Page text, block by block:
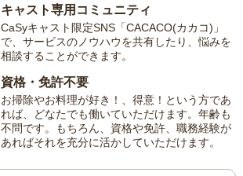
キャスト専用コミュニティ
CaSyキャスト限定SNS「CACACO(カカコ)」
で、サービスのノウハウを共有したり、悩みを
相談することができます。
資格・免許不要
お掃除やお料理が好き！、得意！という方であ
れば、どなたでも働いていただけます。年齢も
不問です。もちろん、資格や免許、職務経験が
あればそれを充分に活かしていただけます。